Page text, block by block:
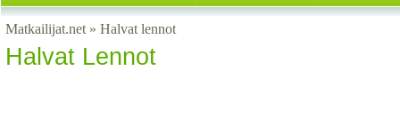
Matkailijat.net » Halvat lennot
Halvat Lennot